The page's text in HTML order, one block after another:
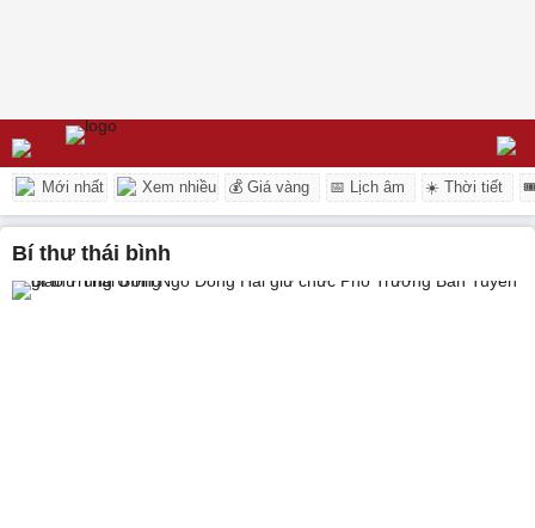
Mới nhất Xem nhiều 💰 Giá vàng 📅 Lịch âm ☀️ Thời tiết
bí thư thái bình